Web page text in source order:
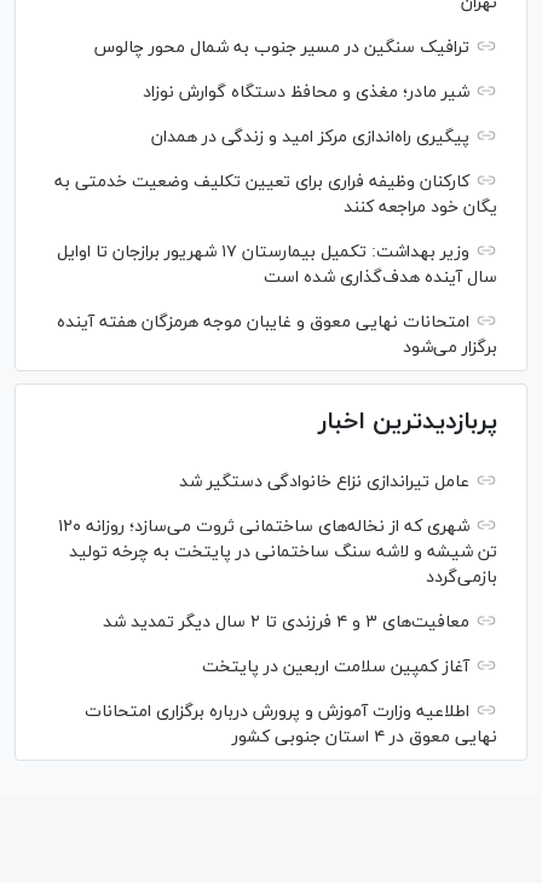
ترافیک سنگین در مسیر جنوب به شمال محور چالوس
شیر مادر؛ مغذی و محافظ دستگاه گوارش نوزاد
پیگیری راه‌اندازی مرکز امید و زندگی در همدان
کارکنان وظیفه فراری برای تعیین تکلیف وضعیت خدمتی به
یگان خود مراجعه کنند
وزیر بهداشت: تکمیل بیمارستان ۱۷ شهریور برازجان تا اوایل
سال آینده هدف‌گذاری شده است
امتحانات نهایی معوق و غایبان موجه هرمزگان هفته آینده
برگزار می‌شود
پربازدیدترین اخبار
عامل تیراندازی نزاع خانوادگی دستگیر شد
شهری که از نخاله‌های ساختمانی ثروت می‌سازد؛ روزانه ۱۲۰
تن شیشه و لاشه سنگ ساختمانی در پایتخت به چرخه تولید
بازمی‌گردد
معافیت‌های ۳ و ۴ فرزندی تا ۲ سال دیگر تمدید شد
آغاز کمپین سلامت اربعین در پایتخت
اطلاعیه وزارت آموزش و پرورش درباره برگزاری امتحانات
نهایی معوق در ۴ استان جنوبی کشور